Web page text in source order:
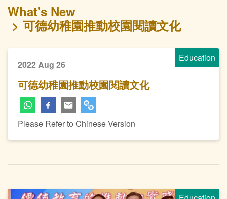
What's New
可德幼稚園推動校園閱讀文化
Education
2022 Aug 26
可德幼稚園推動校園閱讀文化
Please Refer to Chinese Version